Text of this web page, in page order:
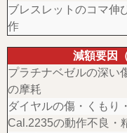
ブレスレットのコマ伸
作
減額要因
プラチナベゼルの深い
の摩耗
ダイヤルの傷・くもり
Cal.2235の動作不良・